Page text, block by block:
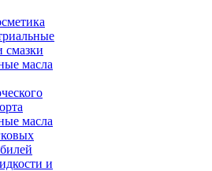
смазки
масла
масла
и